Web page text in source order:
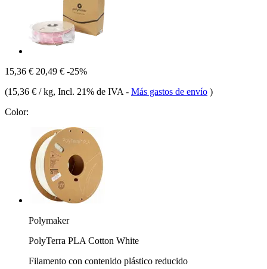
15,36 € 20,49 € -25%
(15,36 € / kg, Incl. 21% de IVA - Más gastos de envío )
Color:
Polymaker
PolyTerra PLA Cotton White
Filamento con contenido plástico reducido